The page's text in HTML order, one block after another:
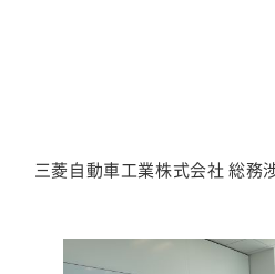
三菱自動車工業株式会社 総務